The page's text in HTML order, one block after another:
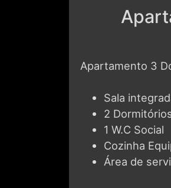
Apartamento 3
Sala
2
1 W.C Social
Cozinha
Área de